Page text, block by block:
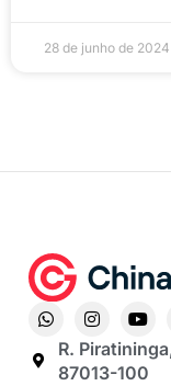
28 de junho de 2024
R.
87013-100